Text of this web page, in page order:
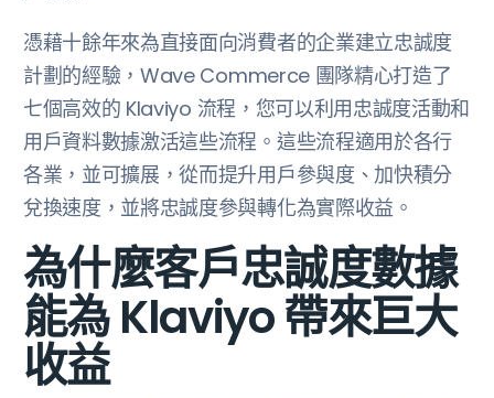
憑藉十餘年來為直接面向消費者的企業建立忠誠度
計劃的經驗，Wave Commerce 團隊精心打造了
七個高效的 Klaviyo 流程，您可以利用忠誠度活動和
用戶資料數據激活這些流程。這些流程適用於各行
各業，並可擴展，從而提升用戶參與度、加快積分
兌換速度，並將忠誠度參與轉化為實際收益。
為什麼客戶忠誠度數據
能為 Klaviyo 帶來巨大
收益